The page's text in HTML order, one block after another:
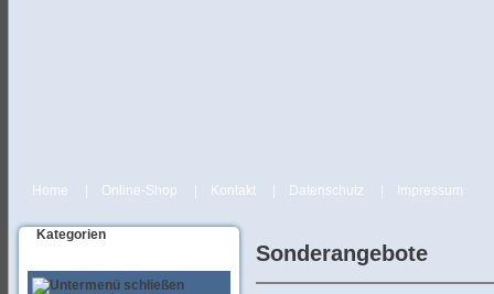
Home Online-Shop Kontakt Datenschutz Impressum
Kategorien
Sonderangebote